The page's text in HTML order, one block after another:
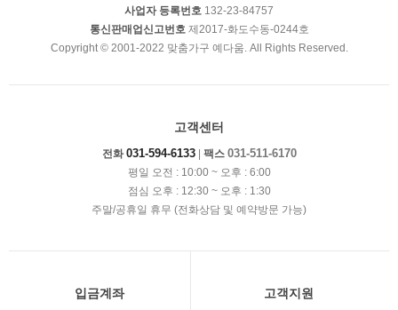
사업자 등록번호 132-23-84757
통신판매업신고번호제2017-화도수동-0244호
Copyright © 2001-2022 맞춤가구 예다움. All Rights Reserved.
고객센터
전화 031-594-6133| 팩스 031-511-6170
평일 오전 : 10:00 ~ 오후 : 6:00
점심 오후 : 12:30 ~ 오후 : 1:30
주말/공휴일 휴무 (전화상담 및 예약방문 가능)
입금계좌 고객지원